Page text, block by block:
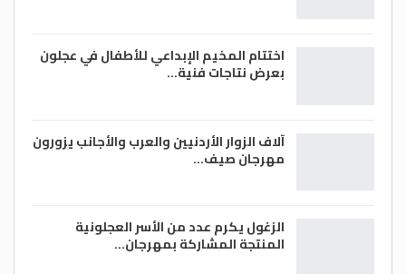
اختتام المخيم الإبداعي للأطفال في عجلون
بعرض نتاجات فنية…
آلاف الزوار الأردنيين والعرب والأجانب يزورون
مهرجان صيف…
الزغول يكرم عدد من الأسر العجلونية
المنتجة المشاركة بمهرجان…